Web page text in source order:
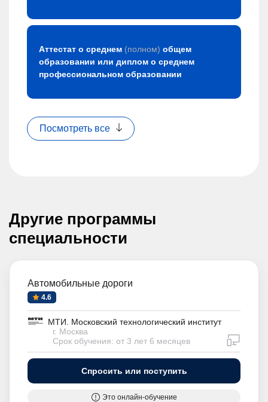
Аттестат о среднем (полном) общем
образовании или диплом о среднем
профессиональном образовании
Посмотреть все
Другие программы
специальности
Автомобильные дороги
4.6
МТИ. Московский технологический институт
г. Москва
Срок обучения: от 3 лет 6 месяцев
Спросить или поступить
Это онлайн-обучение